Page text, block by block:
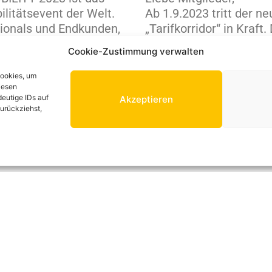
Cookie-Zustimmung verwalten
um
IDs auf
Akzeptieren
der Welt.
und Endkunden,
Stadtplanung und
die Mobilität neu
und alle
In der
Ab 1.9.2023 tritt der
„Tarifkorridor“ in Kraft.
damit nicht mehr gültig.
TTO (Taxitarifordnung)
weiterlesen »